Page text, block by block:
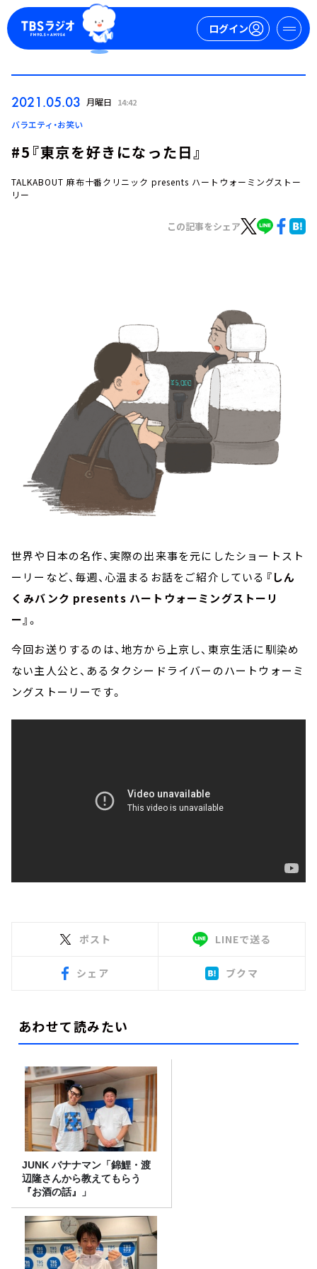
ログイン
ログイン
イベント・グッズ
YouTube
2021.05.03 月曜日 14:42
バラエティ・お笑い
#5『東京を好きになった日』
TALKABOUT 麻布十番クリニック presents ハートウォーミングストー
リー
この記事をシェア
世界や日本の名作、実際の出来事を元にしたショートスト
ーリーなど、毎週、心温まるお話をご紹介している 『しん
くみバンク presents ハートウォーミングストーリ
ー』。
今回お送りするのは、 地方から上京し、東京生活に馴染め
ない主人公と、あるタクシードライバーのハートウォーミ
ングストーリーです。
ポスト LINEで送る
シェア ブクマ
あわせて読みたい
JUNK バナナマン「錦鯉・渡
辺隆さんから教えてもらう
『お酒の話』」